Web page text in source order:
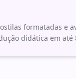
formatadas e
didática em até